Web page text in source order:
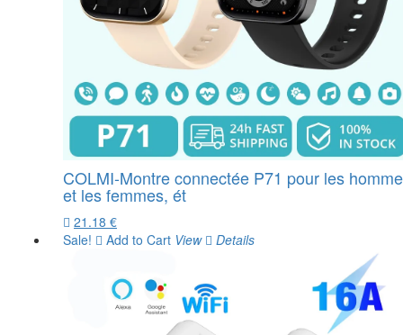
COLMI-Montre connectée P71 pour les
et les femmes, ét
21.18 €
Sale!
Add to Cart View Details